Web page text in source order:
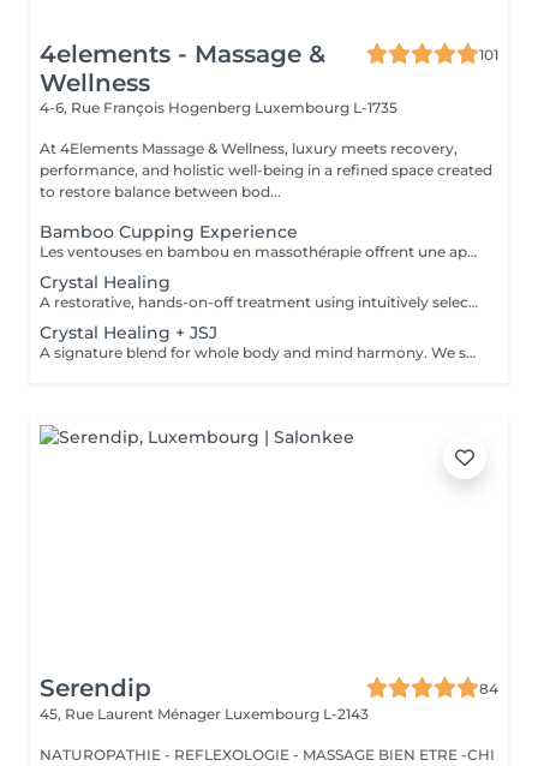
4elements - Massage &
Wellness
101
4-6, Rue François Hogenberg Luxembourg L-1735
At 4Elements Massage & Wellness, luxury meets recovery,
performance, and holistic well-being in a refined space created
to restore balance between bod...
Bamboo Cupping Experience
Les ventouses en bambou en massothérapie offrent une approche naturelle, douce et non invasive pour le soin du corps Elles agissent en profondeur tout en respectant les tissus, sans provoquer de douleur ni de marques. Bienfaits principaux : Stimulent la microcirculation sanguine et améliorent l'oxygénation des tissus Favorisent la récupération musculaire et réduisent les tensions, notamment au niveau du dos et de la nuque Produisent un effet de drainage lymphatique, aidant à diminuer les dèmes Améliorent la tonicité et l'élasticité de la peau Induisent une relaxation profonde, bénéfique en cas de stress Grâce aux propriétés naturelles du bambou, le massage se caractérise par un glissement fluide et une pression maîtrisée, garantissant un soin confortable et non traumatique. Contre-indications : Affections cutanées inflammatoires, varices, hypertension artérielle sévère, fragilité vasculaire.
Crystal Healing
A restorative, hands-on-off treatment using intuitively selected crystals placed on and around the body. - A 20 minute phone call before the session to explore your goals and tailor your plan - A personalized Crystal body layout (and intention focused grids if needed) - Chakra balancing to realign and stabilize your energy centers - Energy field cleansing (aura sweep, grounding, and sealing) - Yin-Yang harmonization for overall energetic coherence - Aftercare suggestions Ideal for: stress relief, emotional balance, mental clarity, energetic reset. For questions and additional information, please contact claudia@4elements.lu
Crystal Healing + JSJ
A signature blend for whole body and mind harmony. We set your intention, select specific crystals, and apply JSJ flows that complement your needsperfect for layered support (physical, emotional, and subtle energy). For questions and additional information, please contact claudia@4elements.lu
Serendip
84
45, Rue Laurent Ménager Luxembourg L-2143
NATUROPATHIE - REFLEXOLOGIE - MASSAGE BIEN ETRE -CHI